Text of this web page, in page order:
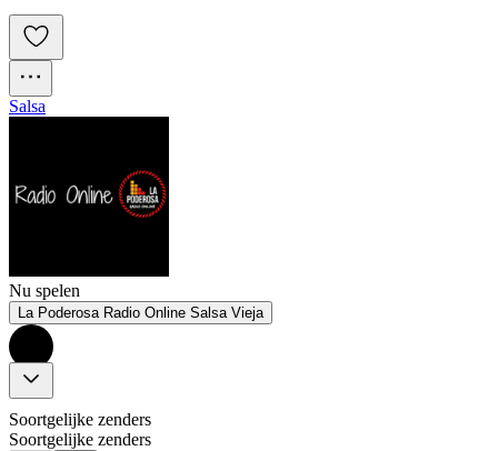
Salsa
Nu spelen
La Poderosa Radio Online Salsa Vieja
Soortgelijke zenders
Soortgelijke zenders